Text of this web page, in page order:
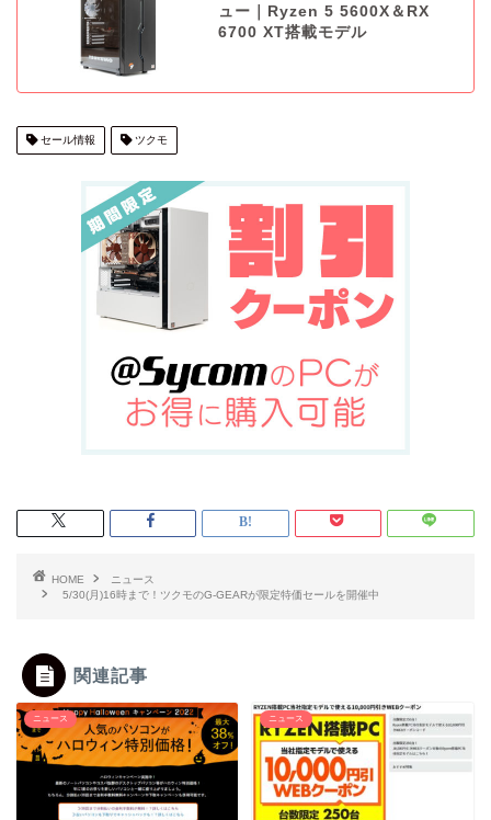
ュー｜Ryzen 5 5600X＆RX
6700 XT搭載モデル
セール情報 ツクモ
HOME
ニュース
5/30(月)16時まで！ツクモのG-GEARが限定特価セールを開催中
関連記事
ニュース ニュース